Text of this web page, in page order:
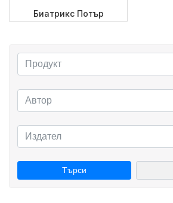
Биатрикс Потър
Търси